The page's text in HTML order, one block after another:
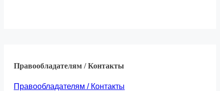
Правообладателям / Контакты
Правообладателям / Контакты